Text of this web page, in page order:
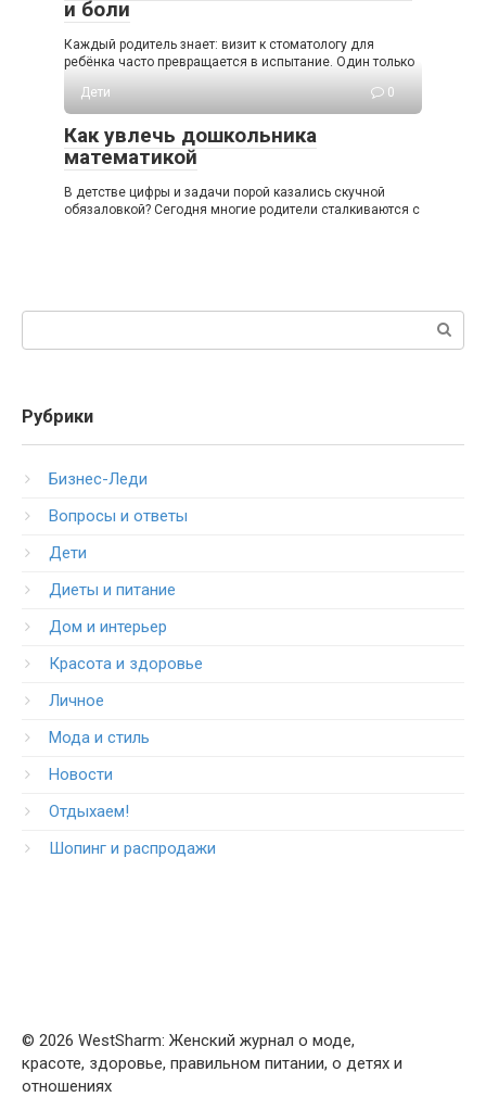
и боли
Каждый родитель знает: визит к стоматологу для
ребёнка часто превращается в испытание. Один только
Дети
0
Как увлечь дошкольника
математикой
В детстве цифры и задачи порой казались скучной
обязаловкой? Сегодня многие родители сталкиваются с
Рубрики
Бизнес-Леди
Вопросы и ответы
Дети
Диеты и питание
Дом и интерьер
Красота и здоровье
Личное
Мода и стиль
Новости
Отдыхаем!
Шопинг и распродажи
© 2026 WestSharm: Женский журнал о моде,
красоте, здоровье, правильном питании, о детях и
отношениях